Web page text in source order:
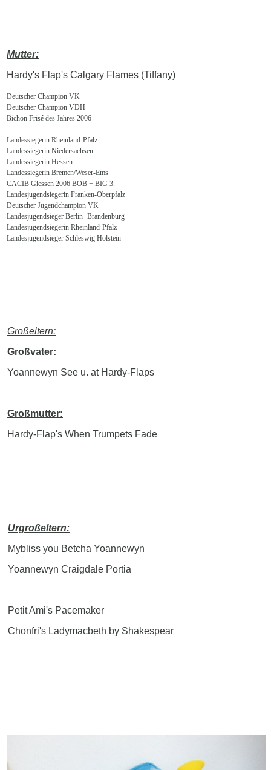
Mutter:
Hardy's Flap's Calgary Flames (Tiffany)
Deutscher Champion VK
Deutscher Champion VDH
Bichon Frisé des Jahres 2006
Landessiegerin Rheinland-Pfalz
Landessiegerin Niedersachsen
Landessiegerin Hessen
Landessiegerin Bremen/Weser-Ems
CACIB Giessen 2006 BOB + BIG 3.
Landesjugendsiegerin Franken-Oberpfalz
Deutscher Jugendchampion VK
Landesjugendsieger Berlin -Brandenburg
Landesjugendsiegerin Rheinland-Pfalz
Landesjugendsieger Schleswig Holstein
Großeltern:
Großvater:
Yoannewyn See u. at Hardy-Flaps
Großmutter:
Hardy-Flap's When Trumpets Fade
Urgroßeltern:
Mybliss you Betcha Yoannewyn
Yoannewyn Craigdale Portia
Petit Ami's Pacemaker
Chonfri's Ladymacbeth by Shakespear